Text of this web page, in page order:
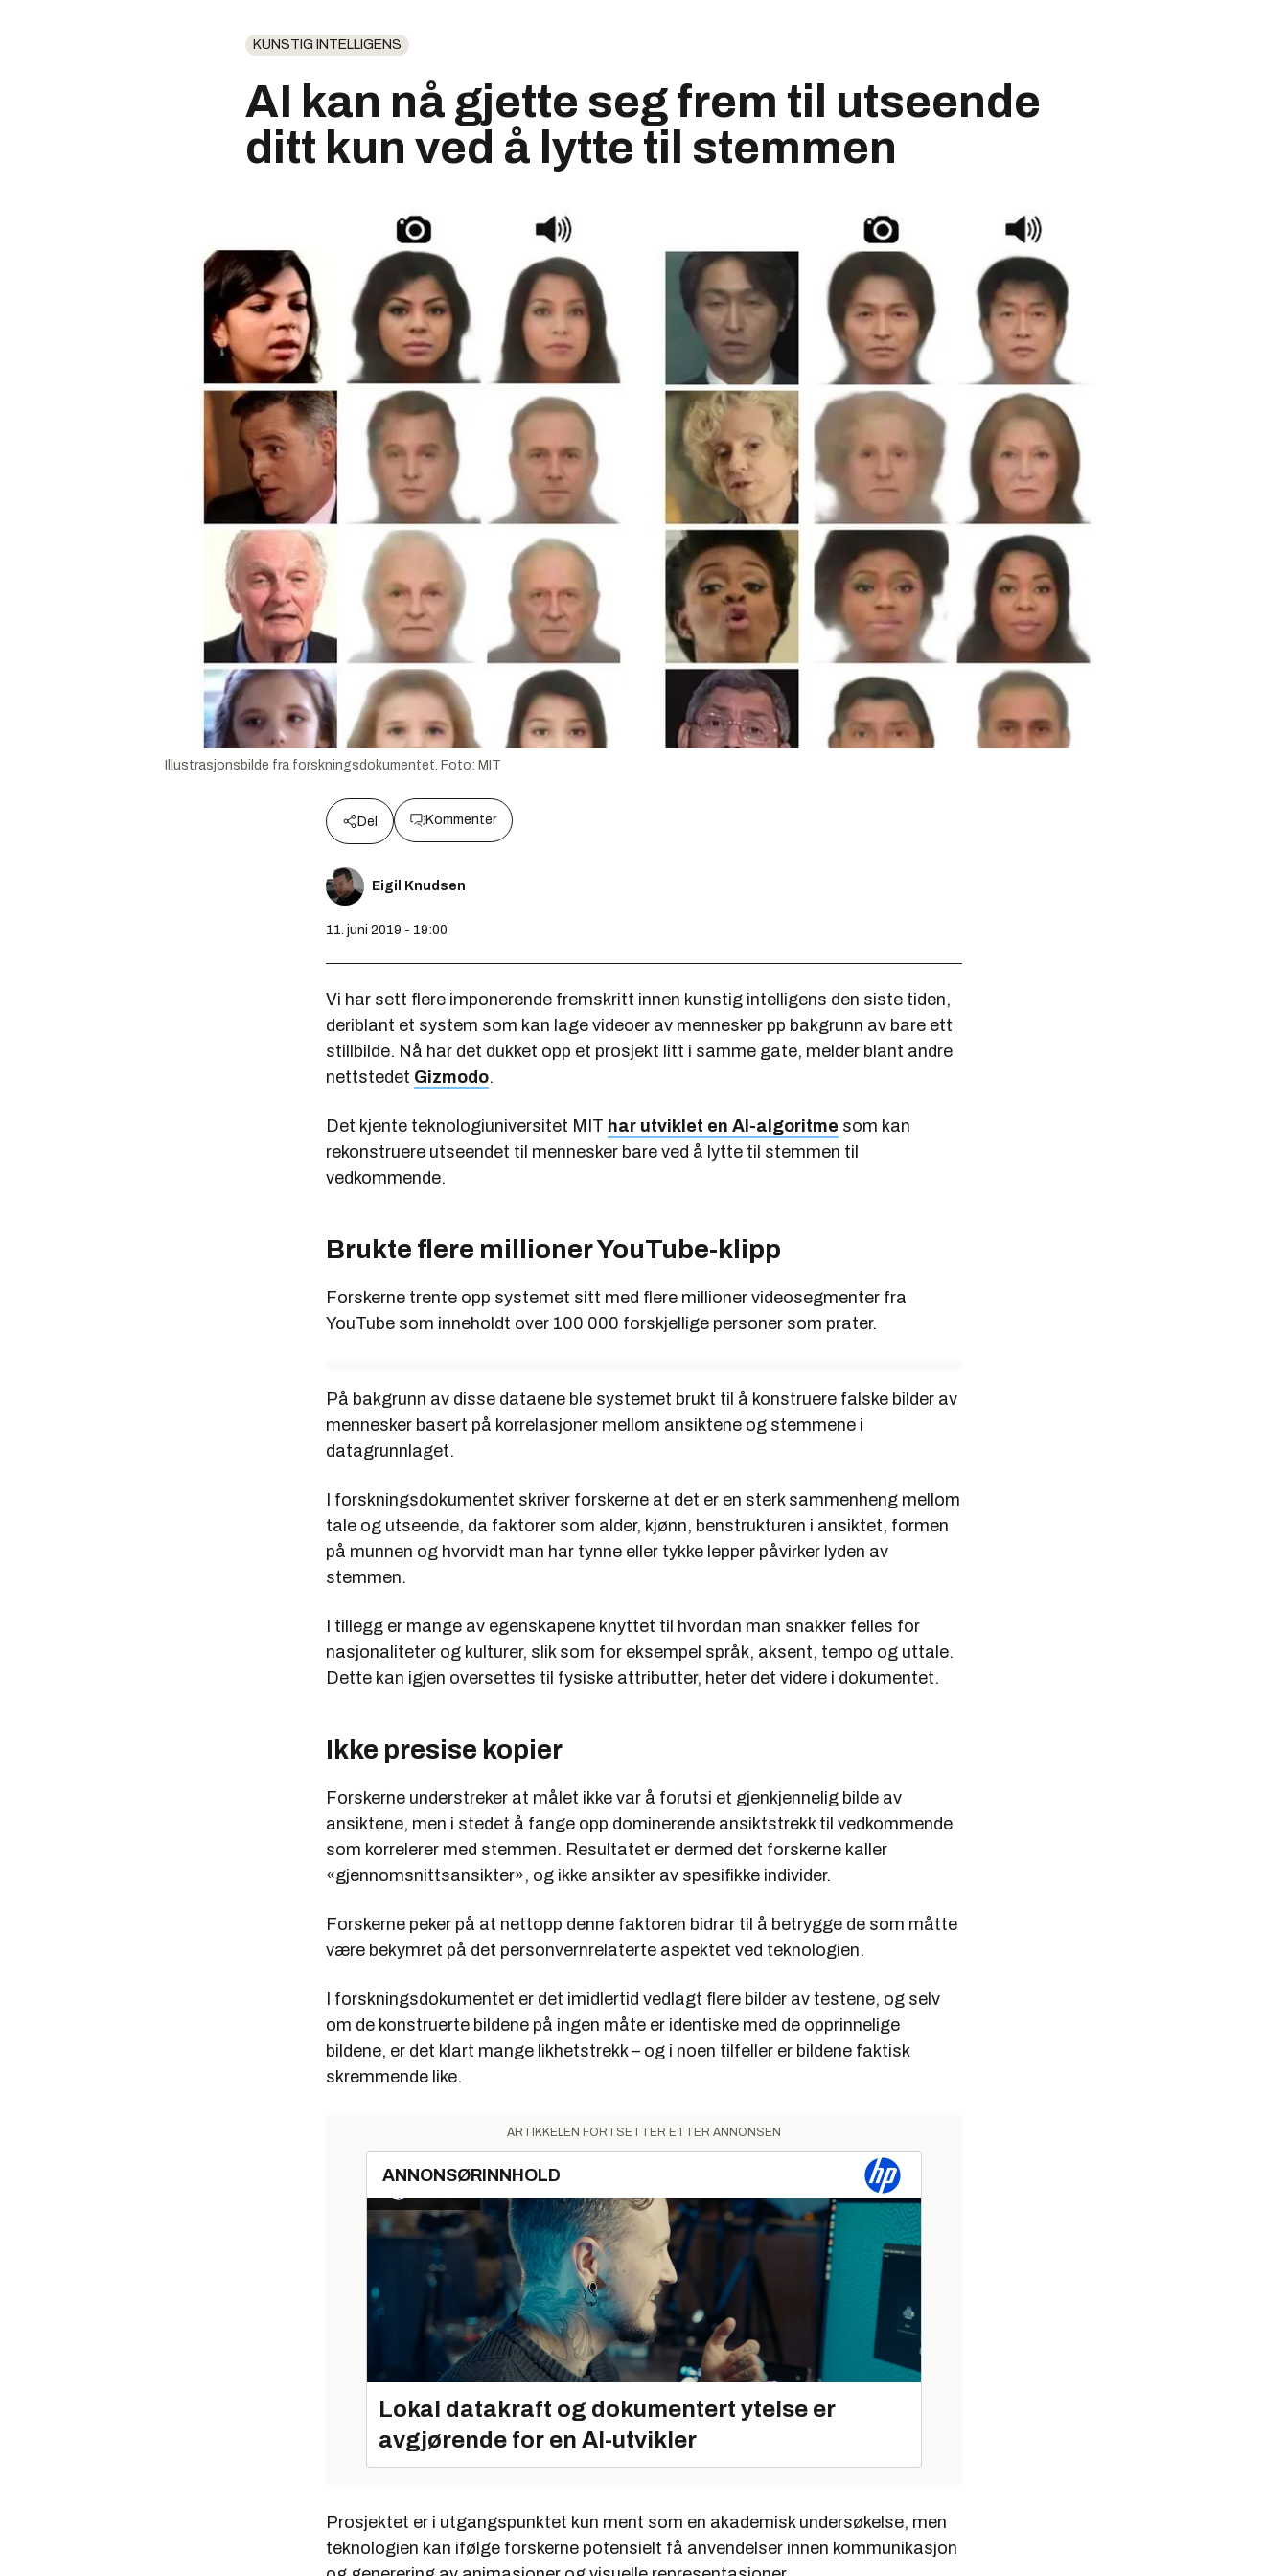
KUNSTIG INTELLIGENS
AI kan nå gjette seg frem til utseende
ditt kun ved å lytte til stemmen
Illustrasjonsbilde fra forskningsdokumentet. Foto: MIT
Del Kommenter
Eigil Knudsen
11. juni 2019 - 19:00
Vi har sett flere imponerende fremskritt innen kunstig intelligens den siste tiden,
deriblant et system som kan lage videoer av mennesker pp bakgrunn av bare ett
stillbilde. Nå har det dukket opp et prosjekt litt i samme gate, melder blant andre
nettstedet Gizmodo.
Det kjente teknologiuniversitet MIT har utviklet en AI-algoritme som kan
rekonstruere utseendet til mennesker bare ved å lytte til stemmen til
vedkommende.
Brukte flere millioner YouTube-klipp
Forskerne trente opp systemet sitt med flere millioner videosegmenter fra
YouTube som inneholdt over 100 000 forskjellige personer som prater.
På bakgrunn av disse dataene ble systemet brukt til å konstruere falske bilder av
mennesker basert på korrelasjoner mellom ansiktene og stemmene i
datagrunnlaget.
I forskningsdokumentet skriver forskerne at det er en sterk sammenheng mellom
tale og utseende, da faktorer som alder, kjønn, benstrukturen i ansiktet, formen
på munnen og hvorvidt man har tynne eller tykke lepper påvirker lyden av
stemmen.
I tillegg er mange av egenskapene knyttet til hvordan man snakker felles for
nasjonaliteter og kulturer, slik som for eksempel språk, aksent, tempo og uttale.
Dette kan igjen oversettes til fysiske attributter, heter det videre i dokumentet.
Ikke presise kopier
Forskerne understreker at målet ikke var å forutsi et gjenkjennelig bilde av
ansiktene, men i stedet å fange opp dominerende ansiktstrekk til vedkommende
som korrelerer med stemmen. Resultatet er dermed det forskerne kaller
«gjennomsnittsansikter», og ikke ansikter av spesifikke individer.
Forskerne peker på at nettopp denne faktoren bidrar til å betrygge de som måtte
være bekymret på det personvernrelaterte aspektet ved teknologien.
I forskningsdokumentet er det imidlertid vedlagt flere bilder av testene, og selv
om de konstruerte bildene på ingen måte er identiske med de opprinnelige
bildene, er det klart mange likhetstrekk – og i noen tilfeller er bildene faktisk
skremmende like.
ARTIKKELEN FORTSETTER ETTER ANNONSEN
ANNONSØRINNHOLD
Lokal datakraft og dokumentert ytelse er
avgjørende for en AI-utvikler
Prosjektet er i utgangspunktet kun ment som en akademisk undersøkelse, men
teknologien kan ifølge forskerne potensielt få anvendelser innen kommunikasjon